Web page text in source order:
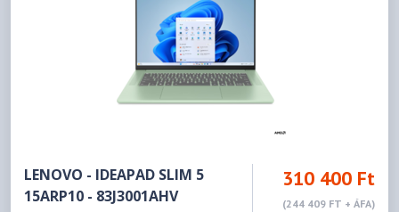
LENOVO - IDEAPAD SLIM 5
15ARP10 - 83J3001AHV
310 400 Ft
(244 409 FT + ÁFA)